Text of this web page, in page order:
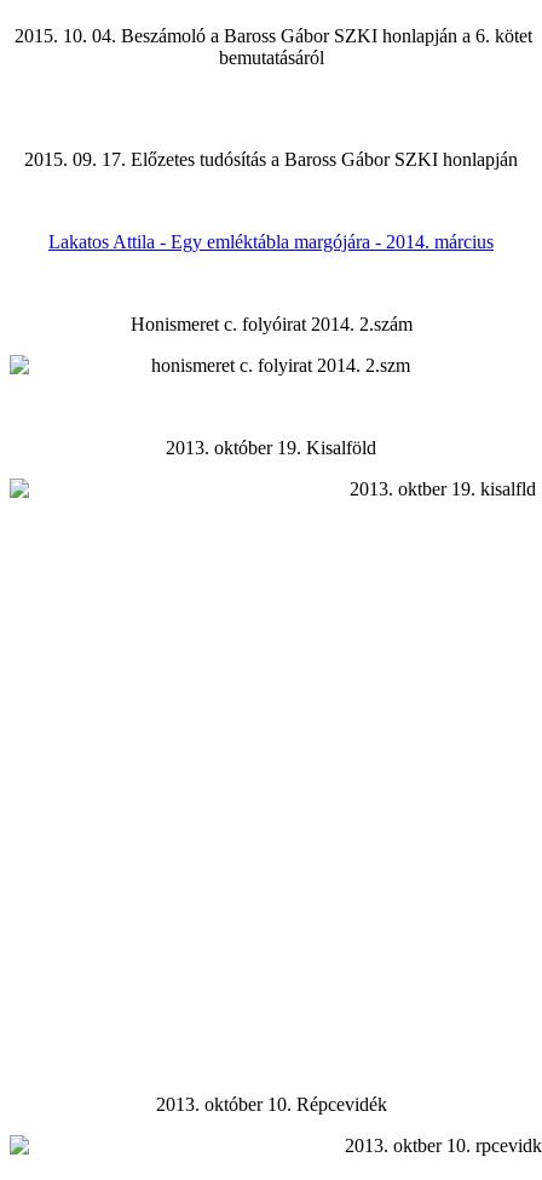
2015. 10. 04. Beszámoló a Baross Gábor SZKI honlapján a 6. kötet
bemutatásáról
2015. 09. 17. Előzetes tudósítás a Baross Gábor SZKI honlapján
Lakatos Attila - Egy emléktábla margójára - 2014. március
Honismeret c. folyóirat 2014. 2.szám
2013. október 19. Kisalföld
2013. október 10. Répcevidék